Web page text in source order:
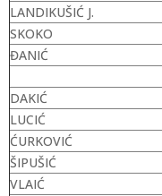
LANDIKUŠIĆ J.
SKOKO
ĐANIĆ
DAKIĆ
LUCIĆ
ĆURKOVIĆ
ŠIPUŠIĆ
VLAIĆ